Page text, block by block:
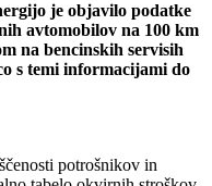
je objavilo podatke
avtomobilov na 100 km
na bencinskih servisih
s temi informacijami do
potrošnikov in